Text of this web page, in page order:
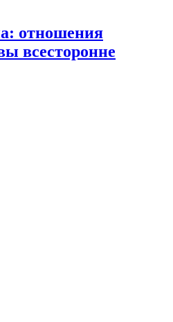
отношения
всесторонне